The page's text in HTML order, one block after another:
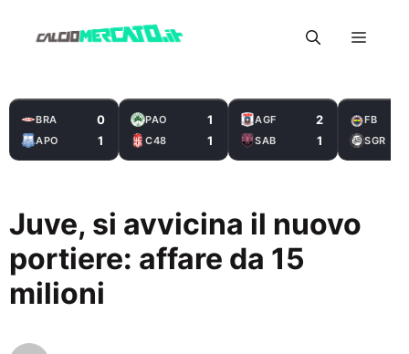
Menu
BRA 0
APO 1
PAO 1
C48 1
AGF 2
SAB 1
FB
SGR
Juve, si avvicina il nuovo
portiere: affare da 15
milioni